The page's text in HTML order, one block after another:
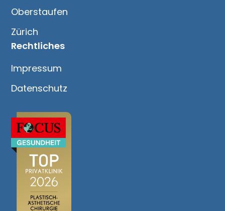
Oberstaufen
Zürich
Rechtliches
Impressum
Datenschutz